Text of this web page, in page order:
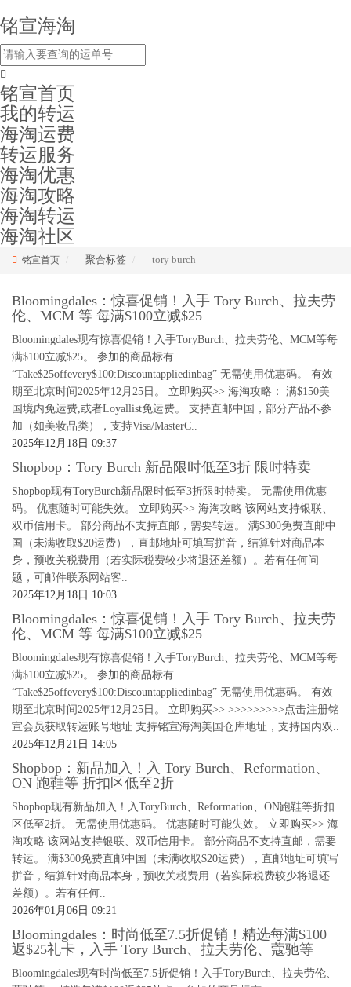
铭宣海淘
铭宣首页
我的转运
海淘运费
转运服务
海淘优惠
海淘攻略
海淘转运
海淘社区
铭宣首页 聚合标签 tory burch
Bloomingdales：惊喜促销！入手 Tory Burch、拉夫劳
伦、MCM 等 每满$100立减$25
Bloomingdales现有惊喜促销！入手ToryBurch、拉夫劳伦、MCM等每
满$100立减$25。 参加的商品标有
“Take$25offevery$100:Discountappliedinbag” 无需使用优惠码。 有效
期至北京时间2025年12月25日。 立即购买>> 海淘攻略： 满$150美
国境内免运费,或者Loyallist免运费。 支持直邮中国，部分产品不参
加（如美妆品类），支持Visa/MasterC..
2025年12月18日 09:37
Shopbop：Tory Burch 新品限时低至3折 限时特卖
Shopbop现有ToryBurch新品限时低至3折限时特卖。 无需使用优惠
码。 优惠随时可能失效。 立即购买>> 海淘攻略 该网站支持银联、
双币信用卡。 部分商品不支持直邮，需要转运。 满$300免费直邮中
国（未满收取$20运费），直邮地址可填写拼音，结算针对商品本
身，预收关税费用（若实际税费较少将退还差额）。若有任何问
题，可邮件联系网站客..
2025年12月18日 10:03
Bloomingdales：惊喜促销！入手 Tory Burch、拉夫劳
伦、MCM 等 每满$100立减$25
Bloomingdales现有惊喜促销！入手ToryBurch、拉夫劳伦、MCM等每
满$100立减$25。 参加的商品标有
“Take$25offevery$100:Discountappliedinbag” 无需使用优惠码。 有效
期至北京时间2025年12月25日。 立即购买>> >>>>>>>>>点击注册铭
宣会员获取转运账号地址 支持铭宣海淘美国仓库地址，支持国内双..
2025年12月21日 14:05
Shopbop：新品加入！入 Tory Burch、Reformation、
ON 跑鞋等 折扣区低至2折
Shopbop现有新品加入！入ToryBurch、Reformation、ON跑鞋等折扣
区低至2折。 无需使用优惠码。 优惠随时可能失效。 立即购买>> 海
淘攻略 该网站支持银联、双币信用卡。 部分商品不支持直邮，需要
转运。 满$300免费直邮中国（未满收取$20运费），直邮地址可填写
拼音，结算针对商品本身，预收关税费用（若实际税费较少将退还
差额）。若有任何..
2026年01月06日 09:21
Bloomingdales：时尚低至7.5折促销！精选每满$100
返$25礼卡，入手 Tory Burch、拉夫劳伦、蔻驰等
Bloomingdales现有时尚低至7.5折促销！入手ToryBurch、拉夫劳伦、